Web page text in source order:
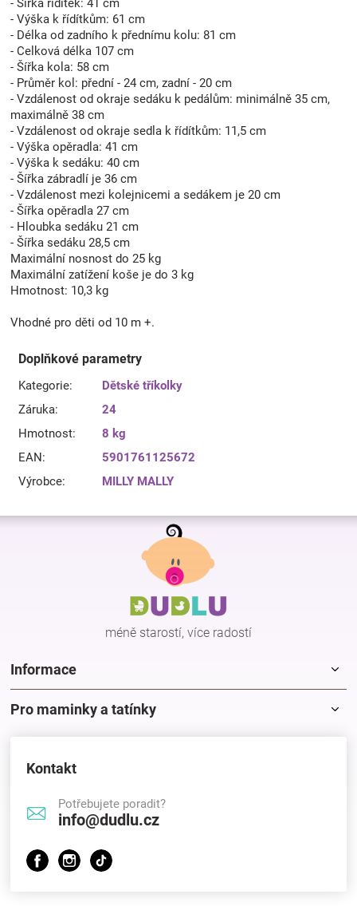
- Výška k řídítkům: 61 cm
- Délka od zadního k přednímu kolu: 81 cm
- Celková délka 107 cm
- Šířka kola: 58 cm
- Průměr kol: přední - 24 cm, zadní - 20 cm
- Vzdálenost od okraje sedáku k pedálům: minimálně 35 cm,
maximálně 38 cm
- Vzdálenost od okraje sedla k řídítkům: 11,5 cm
- Výška opěradla: 41 cm
- Výška k sedáku: 40 cm
- Šířka zábradlí je 36 cm
- Vzdálenost mezi kolejnicemi a sedákem je 20 cm
- Šířka opěradla 27 cm
- Hloubka sedáku 21 cm
- Šířka sedáku 28,5 cm
Maximální nosnost do 25 kg
Maximální zatížení koše je do 3 kg
Hmotnost: 10,3 kg
Vhodné pro děti od 10 m +.
Doplňkové parametry
Kategorie:
Dětské tříkolky
Záruka:
24
Hmotnost:
8 kg
EAN:
5901761125672
Výrobce: MILLY MALLY
Z
méně starostí, více radostí
Informace
Pro maminky a tatínky
Kontakt
Potřebujete poradit?
info@dudlu.cz